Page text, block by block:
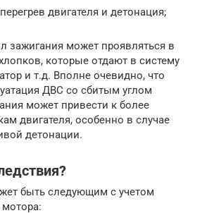
двигателя и детонация;
зажигания может проявляться в
которые отдают в систему
и т.д. Вполне очевидно, что
ДВС со сбитым углом
может привести к более
двигателя, особенно в случае
детонации.
быть следующим с учетом
мотора: